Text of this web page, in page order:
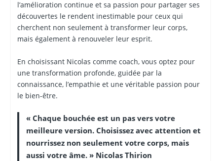
l’amélioration continue et sa passion pour partager ses
découvertes le rendent inestimable pour ceux qui
cherchent non seulement à transformer leur corps,
mais également à renouveler leur esprit.
En choisissant Nicolas comme coach, vous optez pour
une transformation profonde, guidée par la
connaissance, l’empathie et une véritable passion pour
le bien-être.
« Chaque bouchée est un pas vers votre
meilleure version. Choisissez avec attention et
nourrissez non seulement votre corps, mais
aussi votre âme. » Nicolas Thirion